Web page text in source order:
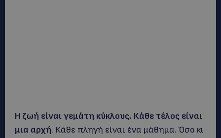
Η ζωή είναι γεμάτη κύκλους. Κάθε τέλος είναι
μια αρχή. Κάθε πληγή είναι ένα μάθημα. Όσο κι